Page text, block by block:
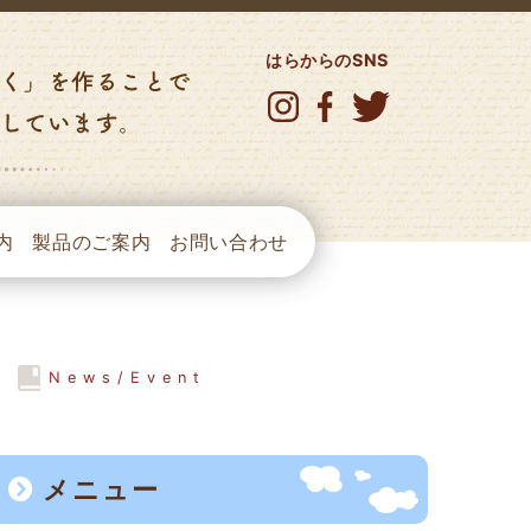
製品のご案内 お問い合わせ
はらからのSNS
メニュー